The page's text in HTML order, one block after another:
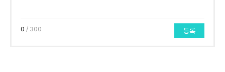
0 / 300 등록